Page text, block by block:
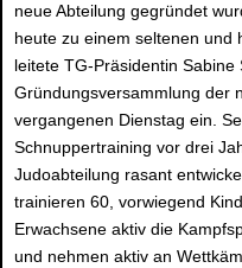
neue Abteilung gegründet
heute zu einem seltenen und
leitete TG-Präsidentin Sabine
Gründungsversammlung der
vergangenen Dienstag ein.
Schnuppertraining vor drei
Judoabteilung rasant
trainieren 60, vorwiegend
Erwachsene aktiv die
und nehmen aktiv an